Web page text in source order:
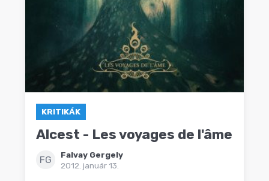
KRITIKÁK
Alcest - Les voyages de l'âme
FG
Falvay Gergely
2012. január 13.